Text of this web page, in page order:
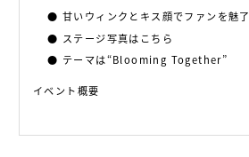
甘いウィンクとキス顔でファンを魅了
ステージ写真はこちら
テーマは“Blooming Together”
イベント概要